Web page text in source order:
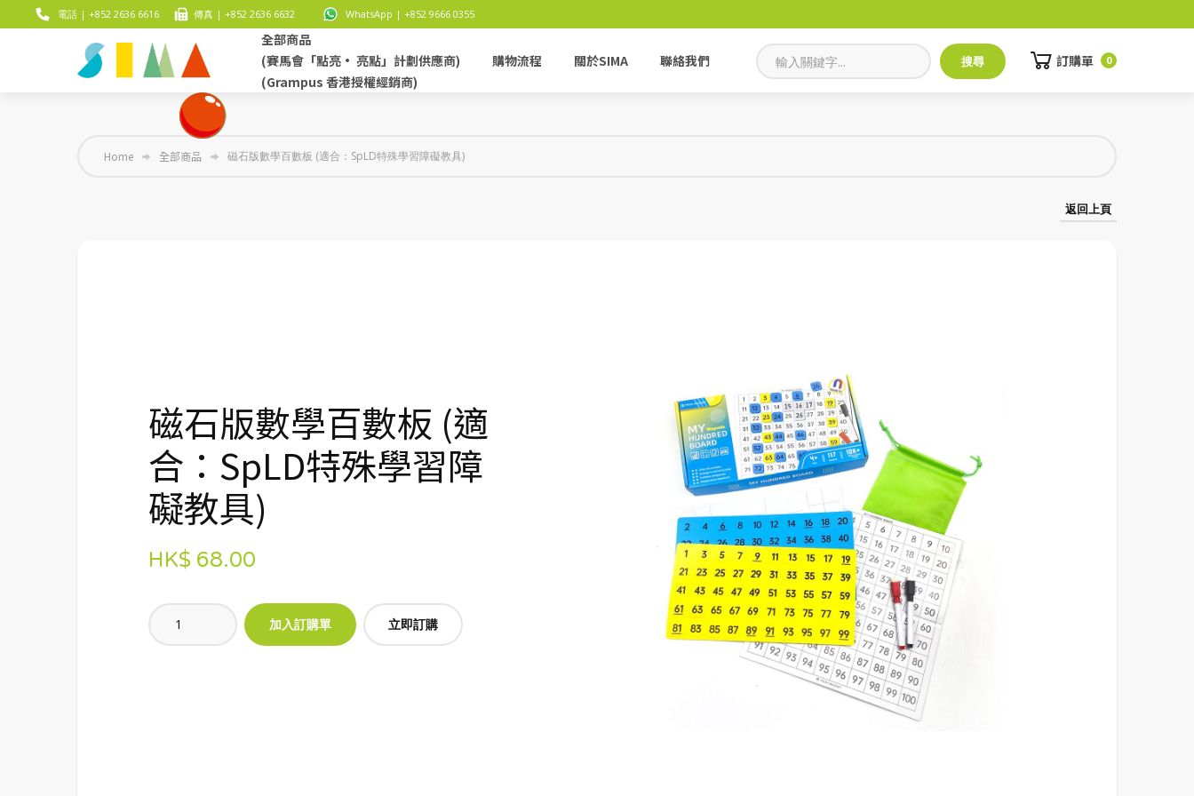
電話 | +852 2636 6616 傳真 | +852 2636 6632 WhatsApp | +852 9666 0355
全部商品
(賽馬會「點亮• 亮點」計劃供應商)
(Grampus 香港授權經銷商)
購物流程 關於SIMA 聯絡我們 訂購單 0
Home 全部商品 磁石版數學百數板 (適合：SpLD特殊學習障礙教具)
返回上頁
磁石版數學百數板 (適
合：SpLD特殊學習障
礙教具)
HK$ 68.00
立即訂購